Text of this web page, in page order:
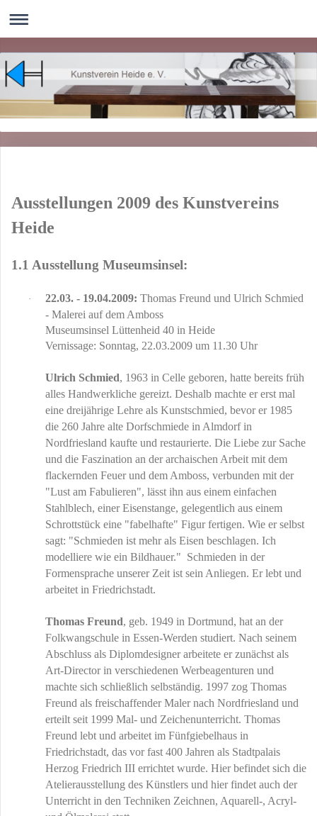
Ausstellungen 2009 des Kunstvereins
Heide
1.1 Ausstellung Museumsinsel:
· 22.03. - 19.04.2009: Thomas Freund und Ulrich Schmied
- Malerei auf dem Amboss
Museumsinsel Lüttenheid 40 in Heide
Vernissage: Sonntag, 22.03.2009 um 11.30 Uhr
Ulrich Schmied, 1963 in Celle geboren, hatte bereits früh
alles Handwerkliche gereizt. Deshalb machte er erst mal
eine dreijährige Lehre als Kunstschmied, bevor er 1985
die 260 Jahre alte Dorfschmiede in Almdorf in
Nordfriesland kaufte und restaurierte. Die Liebe zur Sache
und die Faszination an der archaischen Arbeit mit dem
flackernden Feuer und dem Amboss, verbunden mit der
"Lust am Fabulieren", lässt ihn aus einem einfachen
Stahlblech, einer Eisenstange, gelegentlich aus einem
Schrottstück eine "fabelhafte" Figur fertigen. Wie er selbst
sagt: "Schmieden ist mehr als Eisen beschlagen. Ich
modelliere wie ein Bildhauer." Schmieden in der
Formensprache unserer Zeit ist sein Anliegen. Er lebt und
arbeitet in Friedrichstadt.
Thomas Freund, geb. 1949 in Dortmund, hat an der
Folkwangschule in Essen-Werden studiert. Nach seinem
Abschluss als Diplomdesigner arbeitete er zunächst als
Art-Director in verschiedenen Werbeagenturen und
machte sich schließlich selbständig. 1997 zog Thomas
Freund als freischaffender Maler nach Nordfriesland und
erteilt seit 1999 Mal- und Zeichenunterricht. Thomas
Freund lebt und arbeitet im Fünfgiebelhaus in
Friedrichstadt, das vor fast 400 Jahren als Stadtpalais
Herzog Friedrich III errichtet wurde. Hier befindet sich die
Atelierausstellung des Künstlers und hier findet auch der
Unterricht in den Techniken Zeichnen, Aquarell-, Acryl-